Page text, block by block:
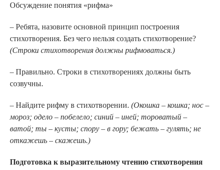
Обсуждение понятия «рифма»
– Ребята, назовите основной принцип построения
стихотворения. Без чего нельзя создать стихотворение?
(Строки стихотворения должны рифмоваться.)
– Правильно. Строки в стихотворениях должны быть
созвучны.
– Найдите рифму в стихотворении. (Окошка – кошка; нос –
мороз; одело – побелело; синий – иней; тороватый –
ватой; ты – кусты; спору – в гору; бежать – гулять; не
откажешь – скажешь.)
Подготовка к выразительному чтению стихотворения